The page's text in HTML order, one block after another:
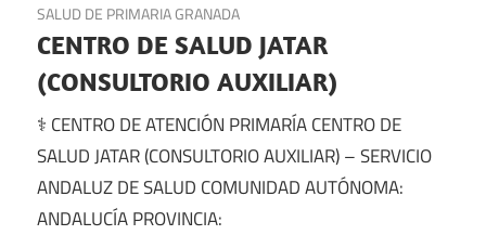
SALUD DE PRIMARIA GRANADA
CENTRO DE SALUD JATAR
(CONSULTORIO AUXILIAR)
⚕️ CENTRO DE ATENCIÓN PRIMARÍA CENTRO DE
SALUD JATAR (CONSULTORIO AUXILIAR) – SERVICIO
ANDALUZ DE SALUD COMUNIDAD AUTÓNOMA:
ANDALUCÍA PROVINCIA: